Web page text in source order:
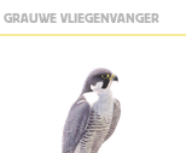
GRAUWE VLIEGENVANGER